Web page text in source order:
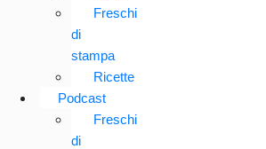
Freschi
di
stampa
Ricette
Podcast
Freschi
di